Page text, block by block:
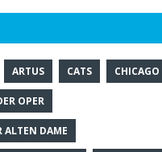
ARTUS CATS CHICAGO
OPER
ALTEN DAME